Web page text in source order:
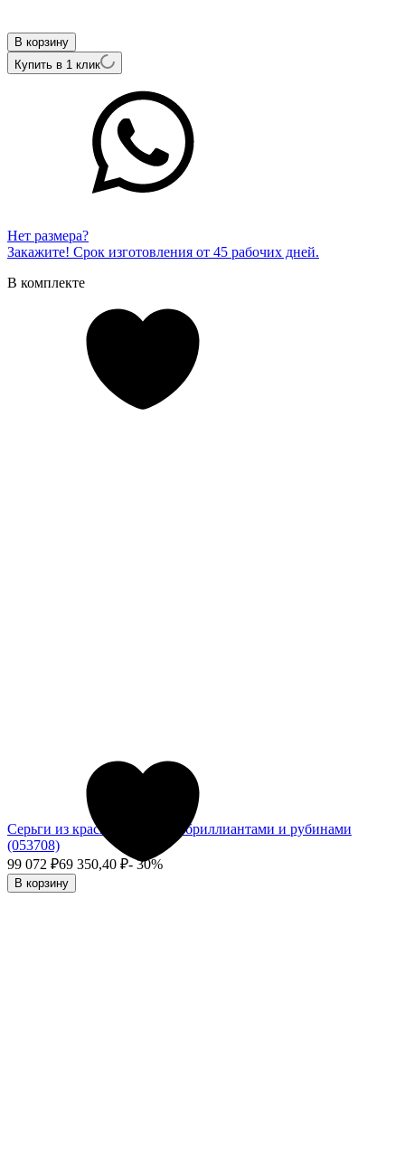
В корзину
Купить в 1 клик
Нет размера?
Закажите! Срок изготовления от 45 рабочих дней.
В комплекте
Серьги из красного золота с бриллиантами и рубинами
(053708)
99 072 ₽69 350,40 ₽- 30%
В корзину